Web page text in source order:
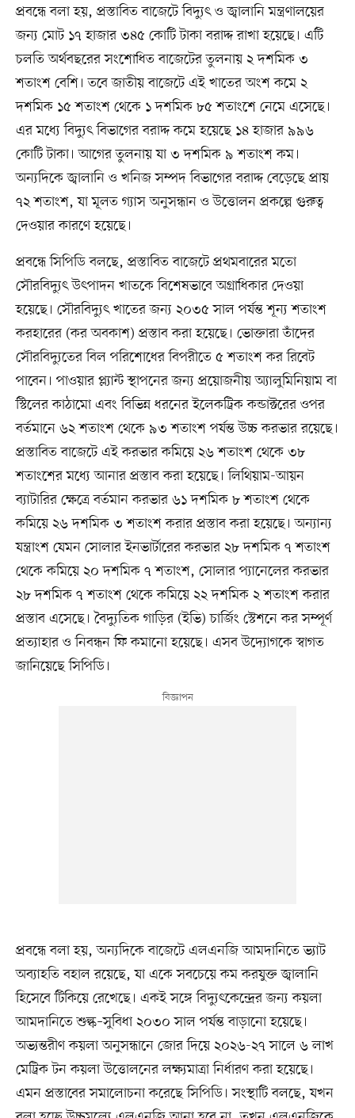
প্রবন্ধে বলা হয়, প্রস্তাবিত বাজেটে বিদ্যুৎ ও জ্বালানি মন্ত্রণালয়ের
জন্য মোট ১৭ হাজার ৩৪৫ কোটি টাকা বরাদ্দ রাখা হয়েছে। এটি
চলতি অর্থবছরের সংশোধিত বাজেটের তুলনায় ২ দশমিক ৩
শতাংশ বেশি। তবে জাতীয় বাজেটে এই খাতের অংশ কমে ২
দশমিক ১৫ শতাংশ থেকে ১ দশমিক ৮৫ শতাংশে নেমে এসেছে।
এর মধ্যে বিদ্যুৎ বিভাগের বরাদ্দ কমে হয়েছে ১৪ হাজার ৯৯৬
কোটি টাকা। আগের তুলনায় যা ৩ দশমিক ৯ শতাংশ কম।
অন্যদিকে জ্বালানি ও খনিজ সম্পদ বিভাগের বরাদ্দ বেড়েছে প্রায়
৭২ শতাংশ, যা মূলত গ্যাস অনুসন্ধান ও উত্তোলন প্রকল্পে গুরুত্ব
দেওয়ার কারণে হয়েছে।
প্রবন্ধে সিপিডি বলছে, প্রস্তাবিত বাজেটে প্রথমবারের মতো
সৌরবিদ্যুৎ উৎপাদন খাতকে বিশেষভাবে অগ্রাধিকার দেওয়া
হয়েছে। সৌরবিদ্যুৎ খাতের জন্য ২০৩৫ সাল পর্যন্ত শূন্য শতাংশ
করহারের (কর অবকাশ) প্রস্তাব করা হয়েছে। ভোক্তারা তাঁদের
সৌরবিদ্যুতের বিল পরিশোধের বিপরীতে ৫ শতাংশ কর রিবেট
পাবেন। পাওয়ার প্ল্যান্ট স্থাপনের জন্য প্রয়োজনীয় অ্যালুমিনিয়াম বা
স্টিলের কাঠামো এবং বিভিন্ন ধরনের ইলেকট্রিক কন্ডাক্টরের ওপর
বর্তমানে ৬২ শতাংশ থেকে ৯৩ শতাংশ পর্যন্ত উচ্চ করভার রয়েছে।
প্রস্তাবিত বাজেটে এই করভার কমিয়ে ২৬ শতাংশ থেকে ৩৮
শতাংশের মধ্যে আনার প্রস্তাব করা হয়েছে। লিথিয়াম-আয়ন
ব্যাটারির ক্ষেত্রে বর্তমান করভার ৬১ দশমিক ৮ শতাংশ থেকে
কমিয়ে ২৬ দশমিক ৩ শতাংশ করার প্রস্তাব করা হয়েছে। অন্যান্য
যন্ত্রাংশ যেমন সোলার ইনভার্টারের করভার ২৮ দশমিক ৭ শতাংশ
থেকে কমিয়ে ২০ দশমিক ৭ শতাংশ, সোলার প্যানেলের করভার
২৮ দশমিক ৭ শতাংশ থেকে কমিয়ে ২২ দশমিক ২ শতাংশ করার
প্রস্তাব এসেছে। বৈদ্যুতিক গাড়ির (ইভি) চার্জিং স্টেশনে কর সম্পূর্ণ
প্রত্যাহার ও নিবন্ধন ফি কমানো হয়েছে। এসব উদ্যোগকে স্বাগত
জানিয়েছে সিপিডি।
প্রবন্ধে বলা হয়, অন্যদিকে বাজেটে এলএনজি আমদানিতে ভ্যাট
অব্যাহতি বহাল রয়েছে, যা একে সবচেয়ে কম করযুক্ত জ্বালানি
হিসেবে টিকিয়ে রেখেছে। একই সঙ্গে বিদ্যুৎকেন্দ্রের জন্য কয়লা
আমদানিতে শুল্ক–সুবিধা ২০৩০ সাল পর্যন্ত বাড়ানো হয়েছে।
অভ্যন্তরীণ কয়লা অনুসন্ধানে জোর দিয়ে ২০২৬-২৭ সালে ৬ লাখ
মেট্রিক টন কয়লা উত্তোলনের লক্ষ্যমাত্রা নির্ধারণ করা হয়েছে।
এমন প্রস্তাবের সমালোচনা করেছে সিপিডি। সংস্থাটি বলছে, যখন